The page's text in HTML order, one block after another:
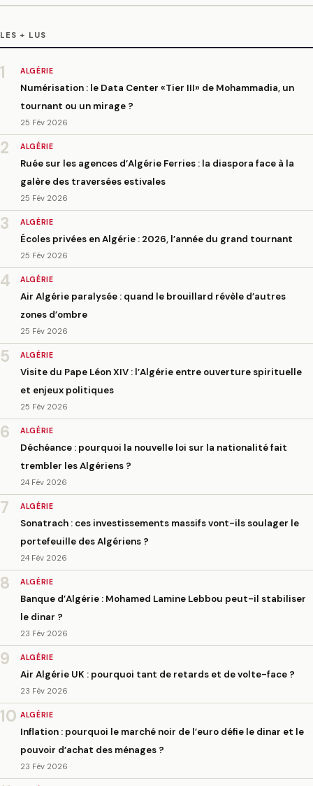
LES + LUS
1 ALGÉRIE
Numérisation : le Data Center «Tier III» de Mohammadia, un
tournant ou un mirage ?
25 Fév 2026
2 ALGÉRIE
Ruée sur les agences d’Algérie Ferries : la diaspora face à la
galère des traversées estivales
25 Fév 2026
3 ALGÉRIE
Écoles privées en Algérie : 2026, l’année du grand tournant
25 Fév 2026
4 ALGÉRIE
Air Algérie paralysée : quand le brouillard révèle d’autres
zones d’ombre
25 Fév 2026
5 ALGÉRIE
Visite du Pape Léon XIV : l’Algérie entre ouverture spirituelle
et enjeux politiques
25 Fév 2026
6 ALGÉRIE
Déchéance : pourquoi la nouvelle loi sur la nationalité fait
trembler les Algériens ?
24 Fév 2026
7 ALGÉRIE
Sonatrach : ces investissements massifs vont-ils soulager le
portefeuille des Algériens ?
24 Fév 2026
8 ALGÉRIE
Banque d’Algérie : Mohamed Lamine Lebbou peut-il stabiliser
le dinar ?
23 Fév 2026
9 ALGÉRIE
Air Algérie UK : pourquoi tant de retards et de volte-face ?
23 Fév 2026
10 ALGÉRIE
Inflation : pourquoi le marché noir de l’euro défie le dinar et le
pouvoir d’achat des ménages ?
23 Fév 2026